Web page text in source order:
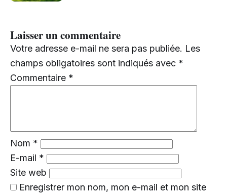
Laisser un commentaire
Votre adresse e-mail ne sera pas publiée. Les
champs obligatoires sont indiqués avec *
Commentaire *
Nom *
E-mail *
Site web
Enregistrer mon nom, mon e-mail et mon site